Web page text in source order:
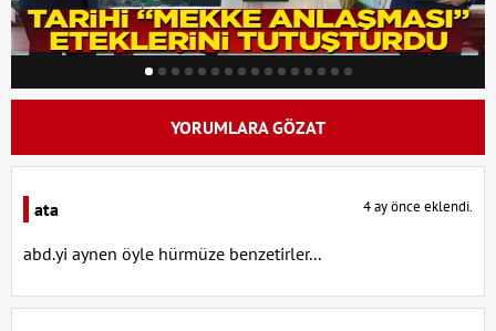
YORUMLARA GÖZAT
ata 4 ay önce eklendi.
abd.yi aynen öyle hürmüze benzetirler...